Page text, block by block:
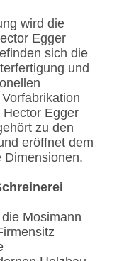
wird die
Egger
sich die
und
Egger
zu den
eröffnet dem
Dimensionen.
Mosimann